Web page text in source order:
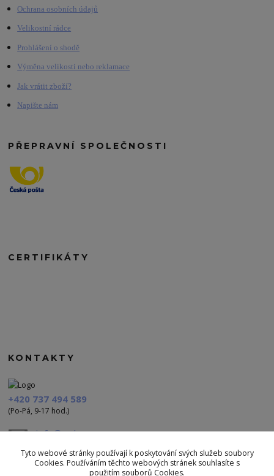
Ochrana osobních údajů
Velikostní rádce
Prohlášení o shodě
Výměna velikosti nebo reklamace
Jak vrátit zboží?
Napište nám
PŘEPRAVNÍ SPOLEČNOSTI
CERTIFIKÁTY
KONTAKTY
+420 737 494 589
(Po-Pá, 9-17 hod.)
info@polezu.cz
Tyto webové stránky používají k poskytování svých služeb soubory
Cookies. Používáním těchto webových stránek souhlasíte s
použitím souborů Cookies.